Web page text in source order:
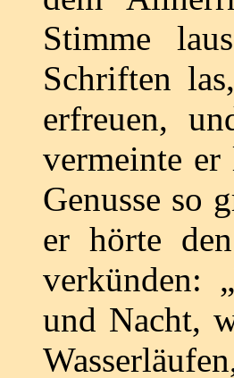
Stimme
Schriften
erfreuen,
vermeinte
Genusse so
er hörte
verkünden:
und Nacht,